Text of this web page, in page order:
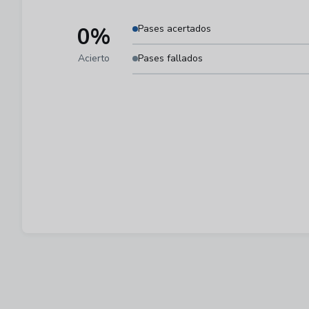
0%
Acierto
Pases acertados
Pases fallados